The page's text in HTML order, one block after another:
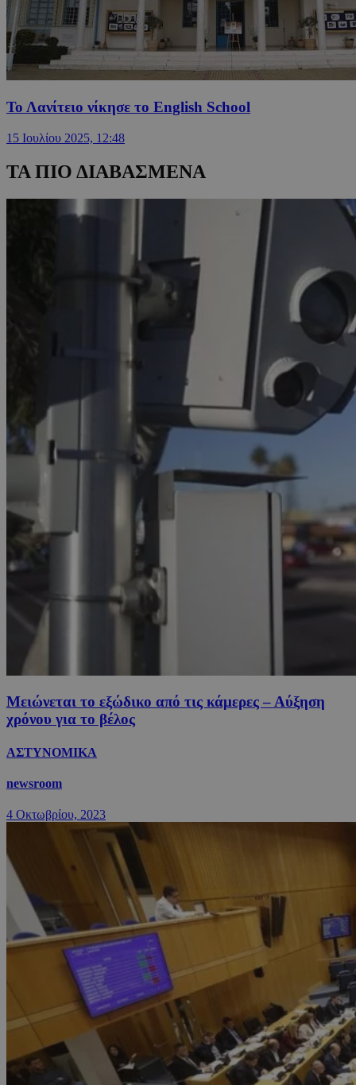
Το Λανίτειο νίκησε το English School
15 Ιουλίου 2025, 12:48
ΤΑ ΠΙΟ ΔΙΑΒΑΣΜΕΝΑ
Μειώνεται το εξώδικο από τις κάμερες – Αύξηση
χρόνου για το βέλος
ΑΣΤΥΝΟΜΙΚΑ
newsroom
4 Οκτωβρίου, 2023